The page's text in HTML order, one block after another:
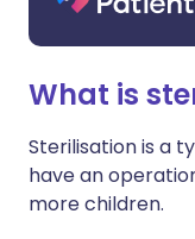
What is
Sterilisation is a
have an
more children.